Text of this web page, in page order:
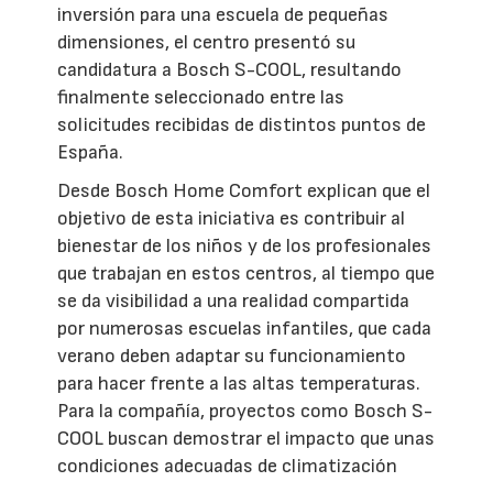
inversión para una escuela de pequeñas
dimensiones, el centro presentó su
candidatura a Bosch S-COOL, resultando
finalmente seleccionado entre las
solicitudes recibidas de distintos puntos de
España.
Desde Bosch Home Comfort explican que el
objetivo de esta iniciativa es contribuir al
bienestar de los niños y de los profesionales
que trabajan en estos centros, al tiempo que
se da visibilidad a una realidad compartida
por numerosas escuelas infantiles, que cada
verano deben adaptar su funcionamiento
para hacer frente a las altas temperaturas.
Para la compañía, proyectos como Bosch S-
COOL buscan demostrar el impacto que unas
condiciones adecuadas de climatización